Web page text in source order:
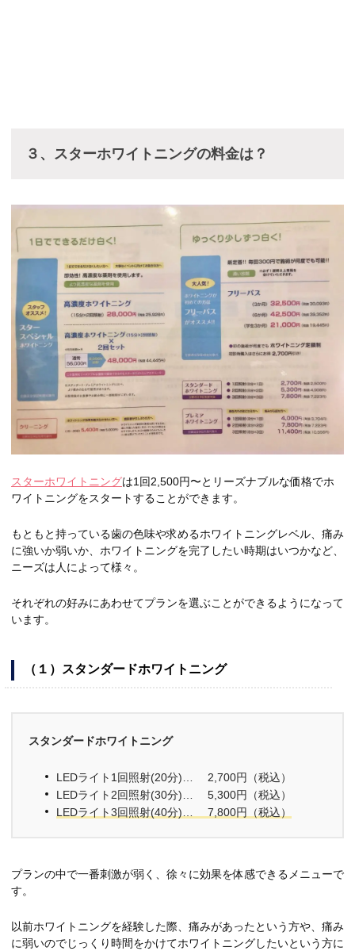
３、スターホワイトニングの料金は？
スターホワイトニングは1回2,500円〜とリーズナブルな価格でホ
ワイトニングをスタートすることができます。
もともと持っている歯の色味や求めるホワイトニングレベル、痛み
に強いか弱いか、ホワイトニングを完了したい時期はいつかなど、
ニーズは人によって様々。
それぞれの好みにあわせてプランを選ぶことができるようになって
います。
（１）スタンダードホワイトニング
スタンダードホワイトニング
LEDライト1回照射(20分)… 2,700円（税込）
LEDライト2回照射(30分)… 5,300円（税込）
LEDライト3回照射(40分)… 7,800円（税込）
プランの中で一番刺激が弱く、徐々に効果を体感できるメニューで
す。
以前ホワイトニングを経験した際、痛みがあったという方や、痛み
に弱いのでじっくり時間をかけてホワイトニングしたいという方に